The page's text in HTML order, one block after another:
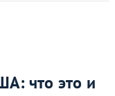
что это и